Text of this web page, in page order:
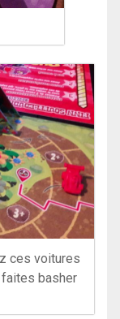
ces voitures
basher